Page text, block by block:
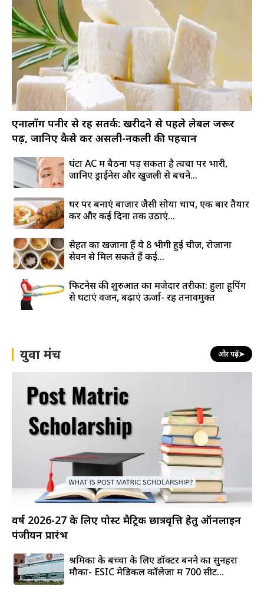
एनालॉग पनीर से रहें सतर्क: खरीदने से पहले लेबल जरूर
पढ़ें, जानिए कैसे करें असली-नकली की पहचान
घंटों AC में बैठना पड़ सकता है त्वचा पर भारी,
जानिए ड्राईनेस और खुजली से बचने...
घर पर बनाएं बाजार जैसी सोया चाप, एक बार तैयार
करें और कई दिनों तक उठाएं...
सेहत का खजाना हैं ये 8 भीगी हुई चीजें, रोजाना
सेवन से मिल सकते हैं कई...
फिटनेस की शुरुआत का मजेदार तरीका: हुला हूपिंग
से घटाएं वजन, बढ़ाएं ऊर्जा- रहें तनावमुक्त
युवा मंच और पढ़ें➤
वर्ष 2026-27 के लिए पोस्ट मैट्रिक छात्रवृत्ति हेतु ऑनलाइन
पंजीयन प्रारंभ
श्रमिकों के बच्चों के लिए डॉक्टर बनने का सुनहरा
मौका- ESIC मेडिकल कॉलेजों में 700 सीटें...